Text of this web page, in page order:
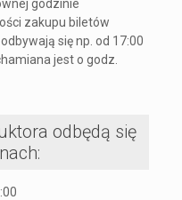
godzinie
zakupu biletów
się np. od 17:00
jest o godz.
odbędą się